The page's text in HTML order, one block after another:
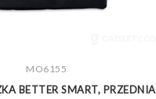
ZOBACZ WIĘCEJ
MO6155
BETTER SMART, PRZEDNIA